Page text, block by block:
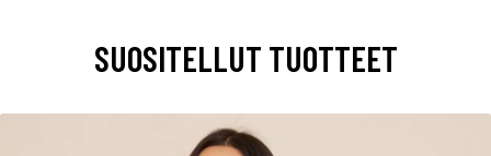
SUOSITELLUT TUOTTEET